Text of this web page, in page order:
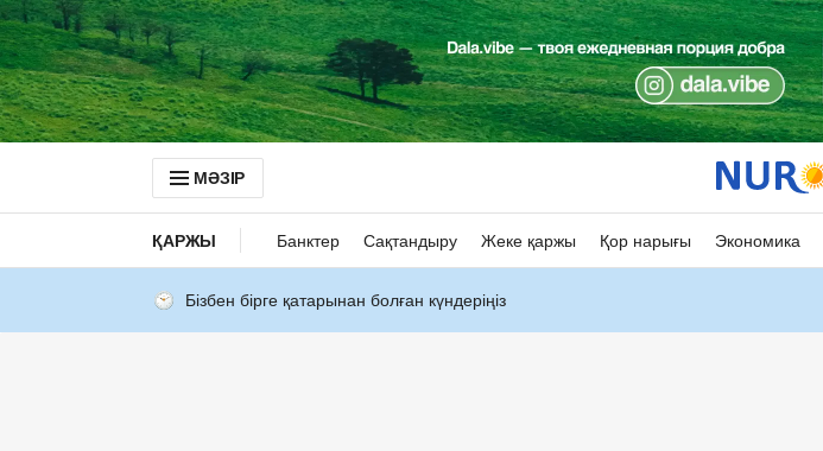
МӘЗІР
ҚАРЖЫ Банктер Сақтандыру Жеке қаржы Қор нарығы Экономика
Бізбен бірге қатарынан болған күндеріңіз